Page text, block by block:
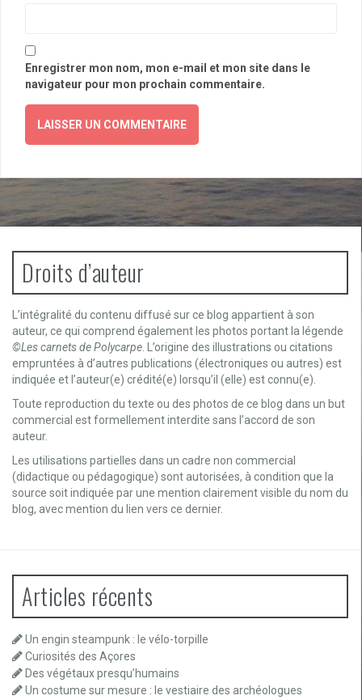
Enregistrer mon nom, mon e-mail et mon site dans le
navigateur pour mon prochain commentaire.
Droits d’auteur
L’intégralité du contenu diffusé sur ce blog appartient à son
auteur, ce qui comprend également les photos portant la légende
©Les carnets de Polycarpe. L’origine des illustrations ou citations
empruntées à d’autres publications (électroniques ou autres) est
indiquée et l’auteur(e) crédité(e) lorsqu’il (elle) est connu(e).
Toute reproduction du texte ou des photos de ce blog dans un but
commercial est formellement interdite sans l’accord de son
auteur.
Les utilisations partielles dans un cadre non commercial
(didactique ou pédagogique) sont autorisées, à condition que la
source soit indiquée par une mention clairement visible du nom du
blog, avec mention du lien vers ce dernier.
Articles récents
Un engin steampunk : le vélo-torpille
Curiosités des Açores
Des végétaux presqu’humains
Un costume sur mesure : le vestiaire des archéologues